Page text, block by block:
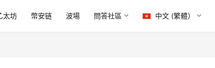
太坊 幣安链 波場 問答社區 中文 (繁體）